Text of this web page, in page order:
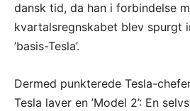
dansk tid, da han i forbindelse
kvartalsregnskabet blev spurgt
’basis-Tesla’.
Dermed punkterede Tesla-
Tesla laver en ’Model 2’: En